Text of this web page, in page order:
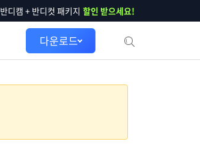
반디캠 + 반디컷 패키지 할인 받으세요!
다운로드